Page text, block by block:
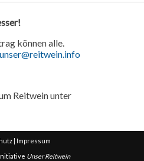
können alle.
unser@reitwein.info
Reitwein unter
Impressum
Unser Reitwein